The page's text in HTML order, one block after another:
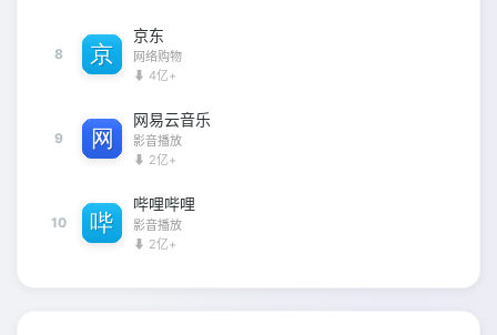
8
京东
网络购物
⬇ 4亿+
9
网易云音乐
影音播放
⬇ 2亿+
10
哔哩哔哩
影音播放
⬇ 2亿+